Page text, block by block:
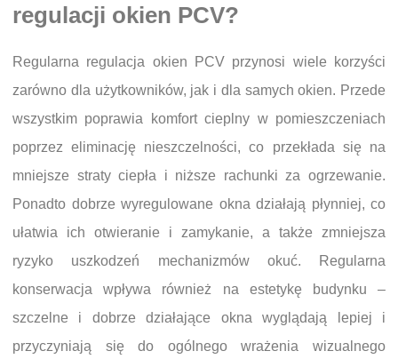
regulacji okien PCV?
Regularna regulacja okien PCV przynosi wiele korzyści
zarówno dla użytkowników, jak i dla samych okien. Przede
wszystkim poprawia komfort cieplny w pomieszczeniach
poprzez eliminację nieszczelności, co przekłada się na
mniejsze straty ciepła i niższe rachunki za ogrzewanie.
Ponadto dobrze wyregulowane okna działają płynniej, co
ułatwia ich otwieranie i zamykanie, a także zmniejsza
ryzyko uszkodzeń mechanizmów okuć. Regularna
konserwacja wpływa również na estetykę budynku –
szczelne i dobrze działające okna wyglądają lepiej i
przyczyniają się do ogólnego wrażenia wizualnego